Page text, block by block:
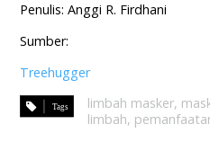
Penulis: Anggi R. Firdhani
Sumber:
Treehugger
limbah masker,
limbah,